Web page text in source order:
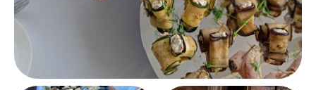
возможностей сегодняшнего сервиса.
Рекомендую всем на 100 процентов!
провести
Спасибо вам за
Смотреть